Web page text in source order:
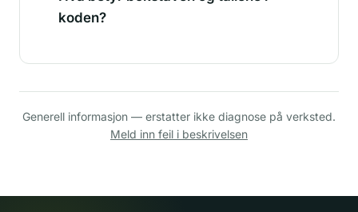
koden?
Generell informasjon — erstatter ikke diagnose på verksted.
Meld inn feil i beskrivelsen